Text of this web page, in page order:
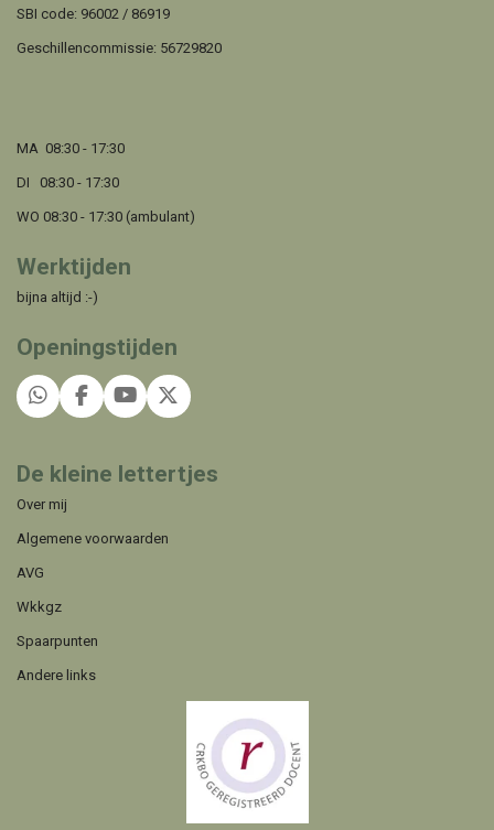
SBI code: 96002 / 86919
Geschillencommissie: 56729820
MA 08:30 - 17:30
DI 08:30 - 17:30
WO 08:30 - 17:30 (ambulant)
Werktijden
bijna altijd :-)
Openingstijden
WhatsAppFacebookYouTube
X
De kleine lettertjes
Over mij
Algemene voorwaarden
AVG
Wkkgz
Spaarpunten
Andere links